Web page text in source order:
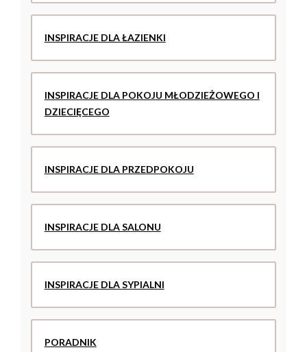
INSPIRACJE DLA ŁAZIENKI
INSPIRACJE DLA POKOJU MŁODZIEŻOWEGO I
DZIECIĘCEGO
INSPIRACJE DLA PRZEDPOKOJU
INSPIRACJE DLA SALONU
INSPIRACJE DLA SYPIALNI
PORADNIK